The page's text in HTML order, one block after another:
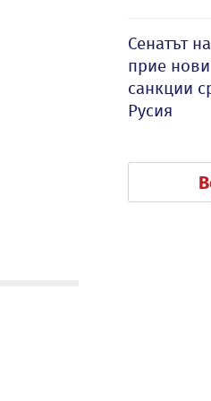
Сенатът
прие нови
санкции
Русия